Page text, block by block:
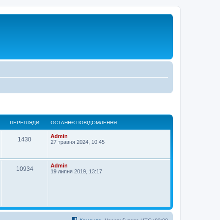
ПЕРЕГЛЯДИ ОСТАННЄ ПОВІДОМЛЕННЯ
1430
Admin
27 травня 2024, 10:45
10934
Admin
19 липня 2019, 13:17